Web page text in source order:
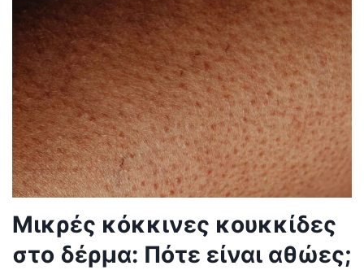
Μικρές κόκκινες κουκκίδες
στο δέρμα: Πότε είναι αθώες;